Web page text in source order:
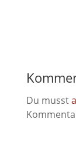
Du musst